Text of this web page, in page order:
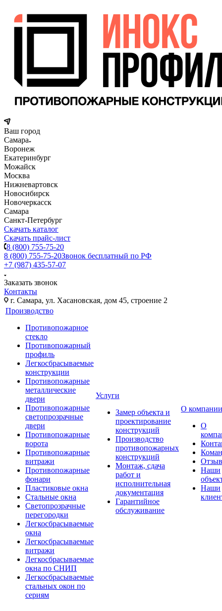
Ваш город
Самара
Воронеж
Екатеринбург
Можайск
Москва
Нижневартовск
Новосибирск
Новочеркасск
Самара
Санкт-Петербург
Скачать каталог
Скачать прайс-лист
8 (800) 755-75-20
8 (800) 755-75-20Звонок бесплатный по РФ
+7 (987) 435-57-07
Заказать звонок
Контакты
г. Самара, ул. Хасановская, дом 45, строение 2
Производство
Противопожарное
стекло
Противопожарный
профиль
Легкосбрасываемые
конструкции
Противопожарные
металлические
двери
Противопожарные
светопрозрачные
двери
Противопожарные
ворота
Противопожарные
витражи
Противопожарные
фонари
Пластиковые окна
Стальные окна
Светопрозрачные
перегородки
Легкосбрасываемые
окна
Легкосбрасываемые
витражи
Легкосбрасываемые
окна по СНИП
Легкосбрасываемые
стальных окон по
сериям
Услуги
Замер объекта и
проектирование
конструкций
Производство
противопожарных
конструкций
Монтаж, сдача
работ и
исполнительная
документация
Гарантийное
обслуживание
О компании
О
Наши
Наши